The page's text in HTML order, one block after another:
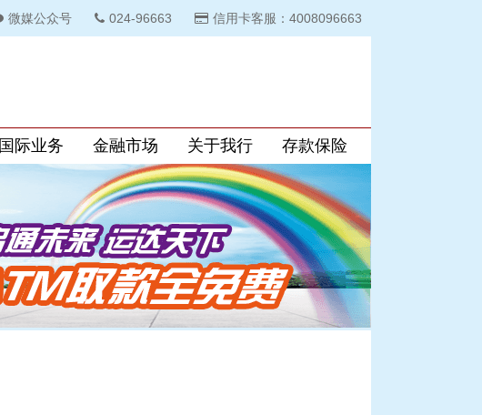
微媒公众号 024-96663 信用卡客服：4008096663
国际业务 金融市场 关于我行 存款保险